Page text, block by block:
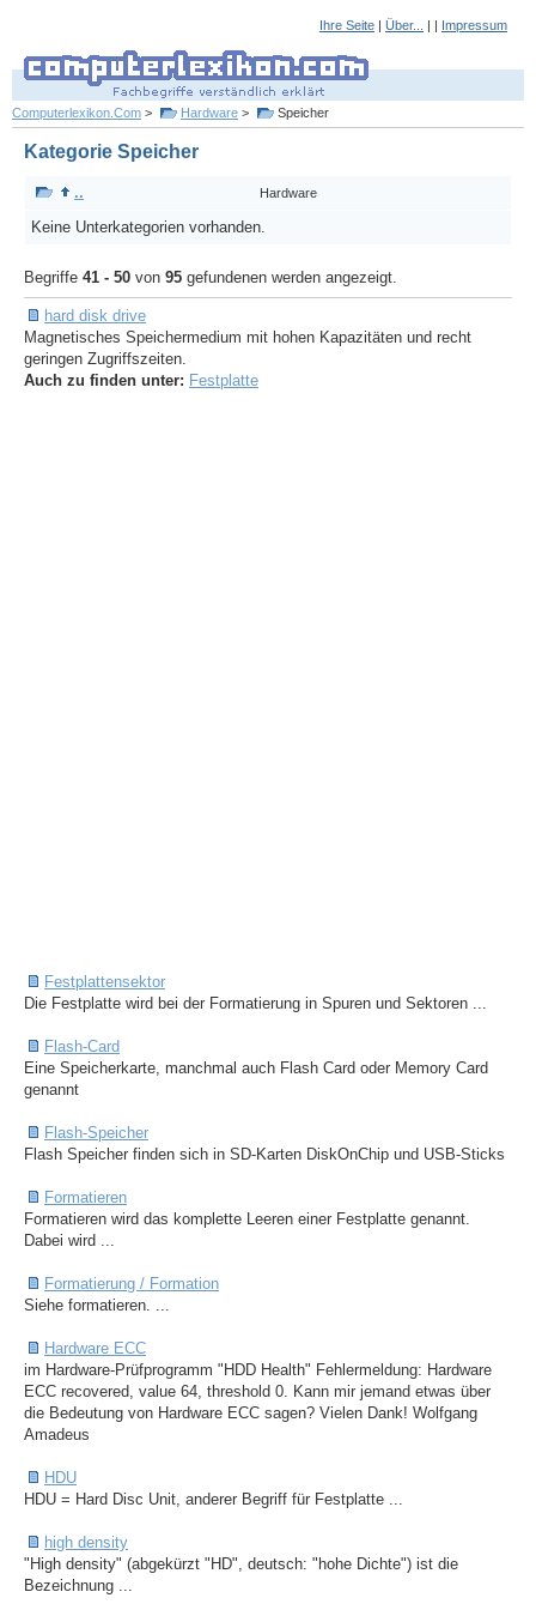
Ihre Seite | Über... | | Impressum
Computerlexikon.Com > Hardware > Speicher
Kategorie Speicher
.. Hardware
Keine Unterkategorien vorhanden.
Begriffe 41 - 50 von 95 gefundenen werden angezeigt.
hard disk drive
Magnetisches Speichermedium mit hohen Kapazitäten und recht
geringen Zugriffszeiten.
Auch zu finden unter: Festplatte
Festplattensektor
Die Festplatte wird bei der Formatierung in Spuren und Sektoren ...
Flash-Card
Eine Speicherkarte, manchmal auch Flash Card oder Memory Card
genannt
Flash-Speicher
Flash Speicher finden sich in SD-Karten DiskOnChip und USB-Sticks
Formatieren
Formatieren wird das komplette Leeren einer Festplatte genannt.
Dabei wird ...
Formatierung / Formation
Siehe formatieren. ...
Hardware ECC
im Hardware-Prüfprogramm "HDD Health" Fehlermeldung: Hardware
ECC recovered, value 64, threshold 0. Kann mir jemand etwas über
die Bedeutung von Hardware ECC sagen? Vielen Dank! Wolfgang
Amadeus
HDU
HDU = Hard Disc Unit, anderer Begriff für Festplatte ...
high density
"High density" (abgekürzt "HD", deutsch: "hohe Dichte") ist die
Bezeichnung ...